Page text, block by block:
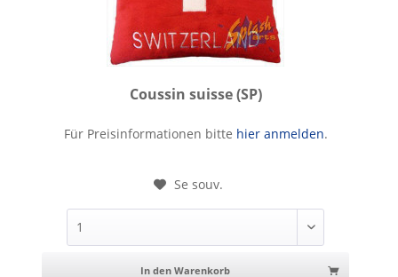
Coussin suisse (SP)
Coussin suisse
Für Preisinformationen bitte hier anmelden.
Se souv.
In den Warenkorb